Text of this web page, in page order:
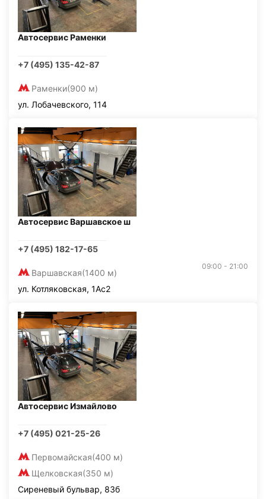
Автосервис Раменки
+7 (495) 135-42-87
Раменки(900 м)
ул. Лобачевского, 114
Автосервис Варшавское ш
+7 (495) 182-17-65
Варшавская(1400 м)
09:00 - 21:00
ул. Котляковская, 1Ас2
Автосервис Измайлово
+7 (495) 021-25-26
Первомайская(400 м)
Щелковская(350 м)
Сиреневый бульвар, 83б